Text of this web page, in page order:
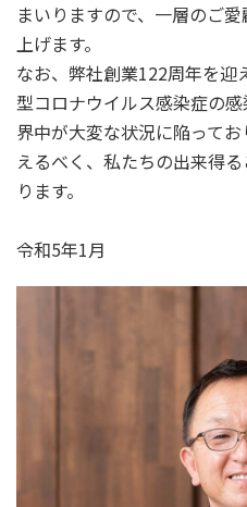
まいりますので、一層のご
上げます。
なお、弊社創業122周年を迎
型コロナウイルス感染症の
界中が大変な状況に陥って
えるべく、私たちの出来得
ります。
令和5年1月